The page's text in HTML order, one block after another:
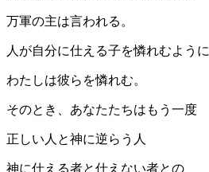
万軍の主は言われる。
人が自分に仕える子を憐れむように
わたしは彼らを憐れむ。
そのとき、あなたたちはもう一度
正しい人と神に逆らう人
神に仕える者と仕えない者との